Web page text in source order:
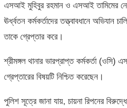
এসআই মুহিবুর রহমান ও এসআই তামিমের
ঊর্ধ্বতন কর্মকর্তাদের তত্ত্বাবধানে অভিযান
তাকে গ্রেপ্তার করে।
শ্রীমঙ্গল থানার ভারপ্রাপ্ত কর্মকর্তা (ওসি)
গ্রেপ্তারের বিষয়টি নিশ্চিত করেছেন।
পুলিশ সূত্রে জানা যায়, চায়না রিপনের